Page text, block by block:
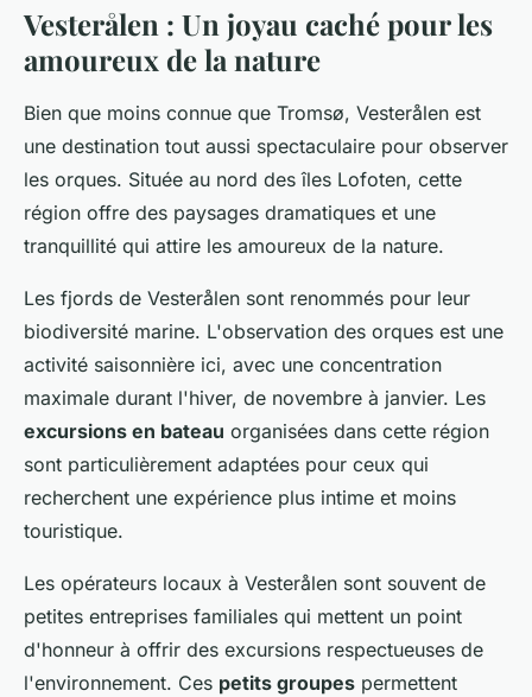
Vesterålen : Un joyau caché pour les
amoureux de la nature
Bien que moins connue que Tromsø, Vesterålen est
une destination tout aussi spectaculaire pour observer
les orques. Située au nord des îles Lofoten, cette
région offre des paysages dramatiques et une
tranquillité qui attire les amoureux de la nature.
Les fjords de Vesterålen sont renommés pour leur
biodiversité marine. L'observation des orques est une
activité saisonnière ici, avec une concentration
maximale durant l'hiver, de novembre à janvier. Les
excursions en bateau organisées dans cette région
sont particulièrement adaptées pour ceux qui
recherchent une expérience plus intime et moins
touristique.
Les opérateurs locaux à Vesterålen sont souvent de
petites entreprises familiales qui mettent un point
d'honneur à offrir des excursions respectueuses de
l'environnement. Ces petits groupes permettent